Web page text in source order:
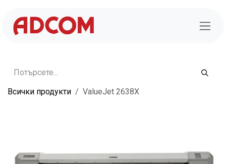
Всички продукти ValueJet 2638X